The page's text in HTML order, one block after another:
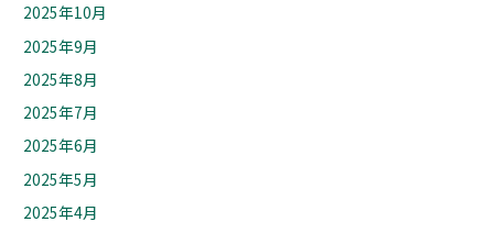
2025年10月
2025年9月
2025年8月
2025年7月
2025年6月
2025年5月
2025年4月